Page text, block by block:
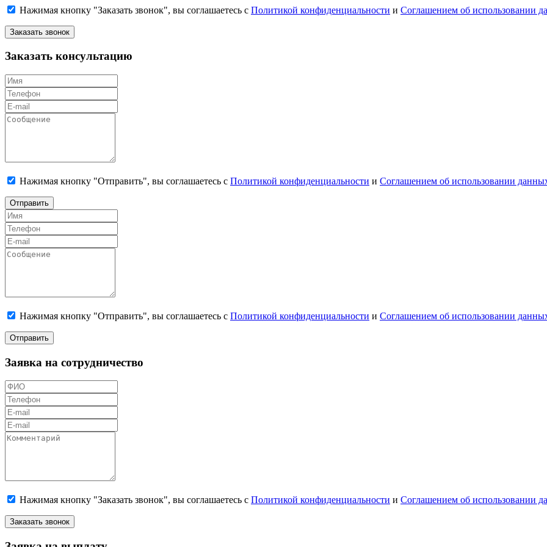
Нажимая кнопку "Заказать звонок", вы соглашаетесь с Политикой конфиденциальности и Соглашением об использовании
Заказать звонок
Заказать консультацию
Нажимая кнопку "Отправить", вы соглашаетесь с Политикой конфиденциальности и Соглашением об использовании
Отправить
Нажимая кнопку "Отправить", вы соглашаетесь с Политикой конфиденциальности и Соглашением об использовании
Отправить
Заявка на сотрудничество
Нажимая кнопку "Заказать звонок", вы соглашаетесь с Политикой конфиденциальности и Соглашением об использовании
Заказать звонок